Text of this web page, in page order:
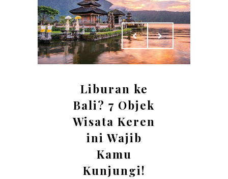
Liburan ke
Bali? 7 Objek
Wisata Keren
ini Wajib
Kamu
Kunjungi!